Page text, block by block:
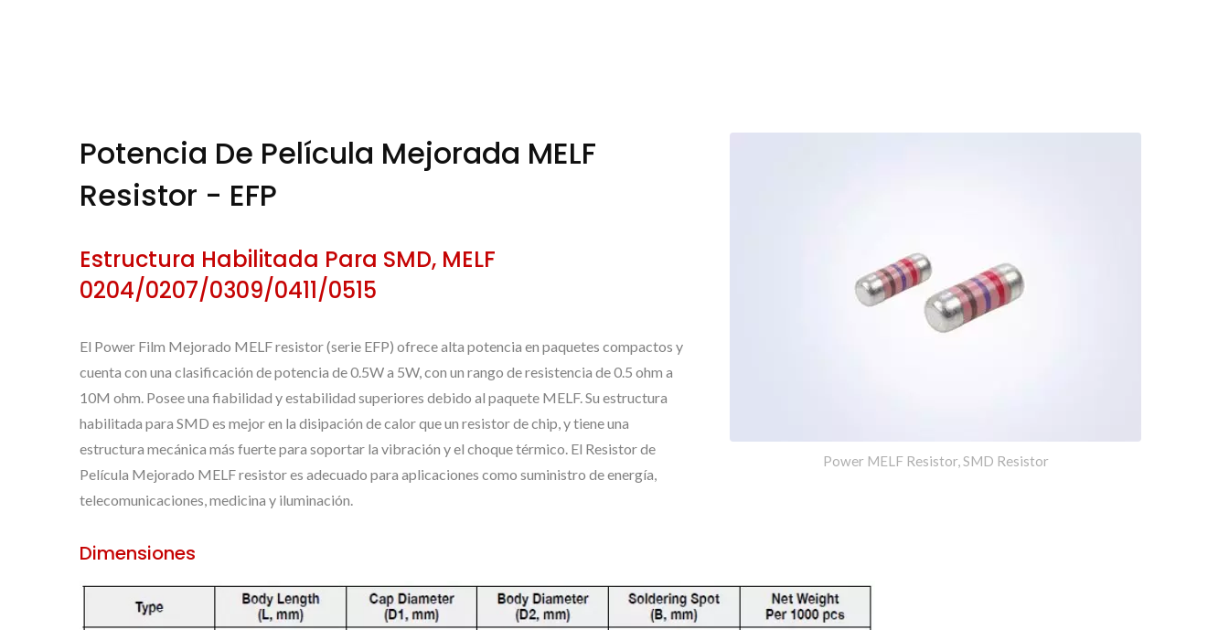
Power MELF Resistor, SMD Resistor
Potencia De Película Mejorada MELF
Resistor - EFP
Estructura Habilitada Para SMD, MELF
0204/0207/0309/0411/0515
El Power Film Mejorado MELF resistor (serie EFP) ofrece alta potencia en paquetes compactos y
cuenta con una clasificación de potencia de 0.5W a 5W, con un rango de resistencia de 0.5 ohm a
10M ohm. Posee una fiabilidad y estabilidad superiores debido al paquete MELF. Su estructura
habilitada para SMD es mejor en la disipación de calor que un resistor de chip, y tiene una
estructura mecánica más fuerte para soportar la vibración y el choque térmico. El Resistor de
Película Mejorado MELF resistor es adecuado para aplicaciones como suministro de energía,
telecomunicaciones, medicina y iluminación.
Dimensiones